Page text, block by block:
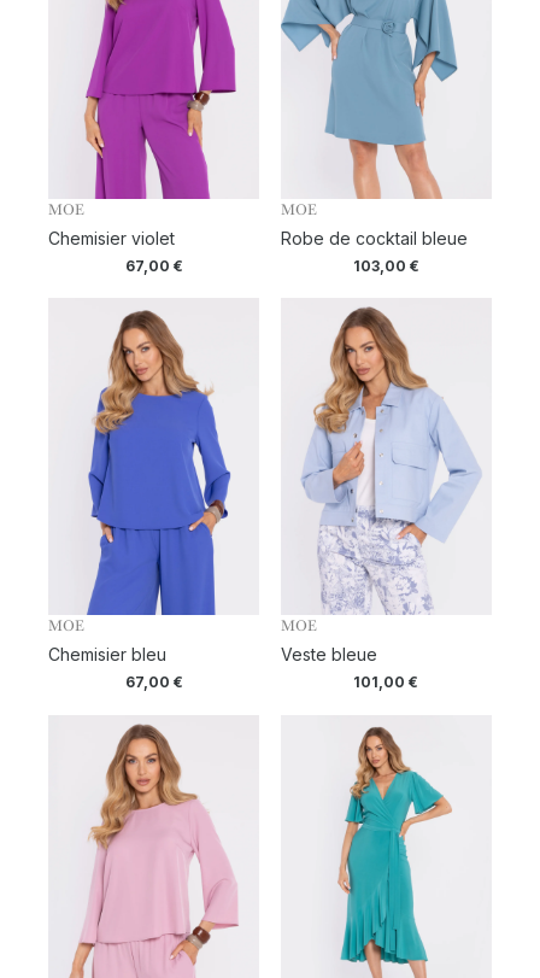
MOE
Chemisier violet
67,00 €
MOE
Robe de cocktail bleue
103,00 €
MOE
Chemisier bleu
67,00 €
MOE
Veste bleue
101,00€